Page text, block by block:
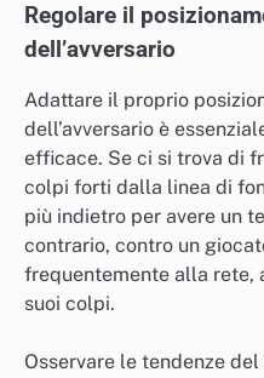
Regolare il
dell’avversario
Adattare il proprio
dell’avversario è
efficace. Se ci si trova di
colpi forti dalla linea di
più indietro per avere un
contrario, contro un
frequentemente alla rete,
suoi colpi.
Osservare le tendenze